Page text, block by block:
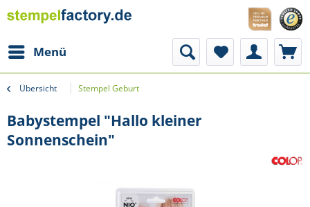
Menü
Übersicht Stempel Geburt
Babystempel "Hallo kleiner
Sonnenschein"